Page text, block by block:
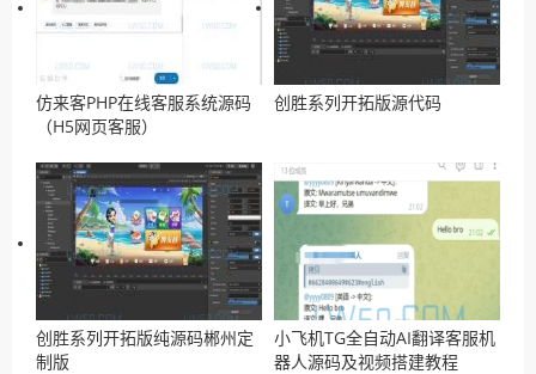
仿来客PHP在线客服系统源码
（H5网页客服）
创胜系列开拓版源代码
创胜系列开拓版纯源码郴州定
制版
小飞机TG全自动AI翻译客服机
器人源码及视频搭建教程